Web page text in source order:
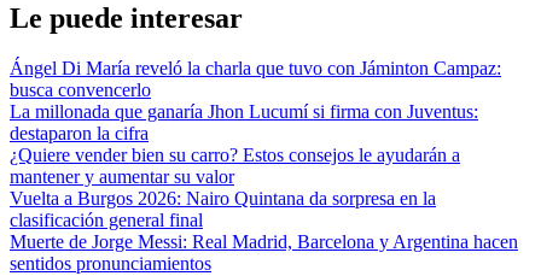
Le puede interesar
Ángel Di María reveló la charla que tuvo con Jáminton Campaz:
busca convencerlo
La millonada que ganaría Jhon Lucumí si firma con Juventus:
destaparon la cifra
¿Quiere vender bien su carro? Estos consejos le ayudarán a
mantener y aumentar su valor
Vuelta a Burgos 2026: Nairo Quintana da sorpresa en la
clasificación general final
Muerte de Jorge Messi: Real Madrid, Barcelona y Argentina hacen
sentidos pronunciamientos